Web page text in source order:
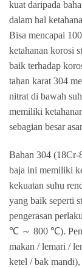
kuat daripada
dalam hal
Bisa mencapai
ketahanan korosi
baik terhadap
tahan karat 304
nitrat di bawah
memiliki
sebagian besar
Bahan 304 (18Cr-
baja ini memiliki
kekuatan suhu
yang baik seperti
pengerasan
℃ ～ 800 ℃).
makan / lemari /
ketel / bak